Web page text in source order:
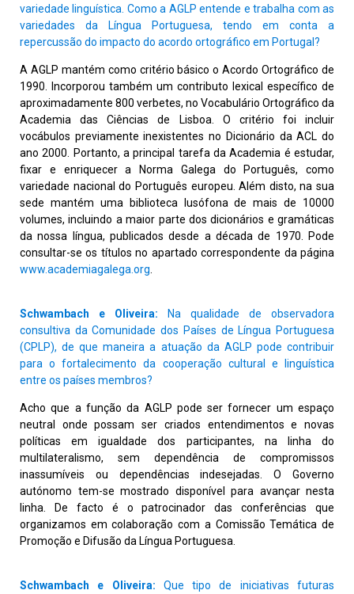
variedade linguística. Como a AGLP entende e trabalha com as
variedades da Língua Portuguesa, tendo em conta a
repercussão do impacto do acordo ortográfico em Portugal?
A AGLP mantém como critério básico o Acordo Ortográfico de
1990. Incorporou também um contributo lexical específico de
aproximadamente 800 verbetes, no Vocabulário Ortográfico da
Academia das Ciências de Lisboa. O critério foi incluir
vocábulos previamente inexistentes no Dicionário da ACL do
ano 2000. Portanto, a principal tarefa da Academia é estudar,
fixar e enriquecer a Norma Galega do Português, como
variedade nacional do Português europeu. Além disto, na sua
sede mantém uma biblioteca lusófona de mais de 10000
volumes, incluindo a maior parte dos dicionários e gramáticas
da nossa língua, publicados desde a década de 1970. Pode
consultar-se os títulos no apartado correspondente da página
www.academiagalega.org.
Schwambach e Oliveira: Na qualidade de observadora
consultiva da Comunidade dos Países de Língua Portuguesa
(CPLP), de que maneira a atuação da AGLP pode contribuir
para o fortalecimento da cooperação cultural e linguística
entre os países membros?
Acho que a função da AGLP pode ser fornecer um espaço
neutral onde possam ser criados entendimentos e novas
políticas em igualdade dos participantes, na linha do
multilateralismo, sem dependência de compromissos
inassumíveis ou dependências indesejadas. O Governo
autónomo tem-se mostrado disponível para avançar nesta
linha. De facto é o patrocinador das conferências que
organizamos em colaboração com a Comissão Temática de
Promoção e Difusão da Língua Portuguesa.
Schwambach e Oliveira: Que tipo de iniciativas futuras